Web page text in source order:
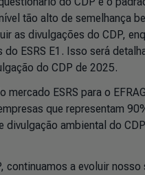
tão alto de semelhança
as divulgações do CDP,
ESRS E1. Isso será
do CDP de 2025.
ESRS para o
que representam
ambiental do
continuamos a evoluir